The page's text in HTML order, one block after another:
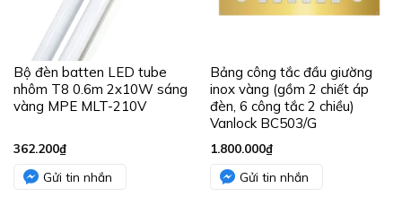
Bộ đèn batten LED tube
nhôm T8 0.6m 2x10W sáng
vàng MPE MLT-210V
362.200₫
Gửi tin nhắn
Bảng công tắc đầu giường
inox vàng (gồm 2 chiết áp
đèn, 6 công tắc 2 chiều)
Vanlock BC503/G
1.800.000₫
Gửi tin nhắn